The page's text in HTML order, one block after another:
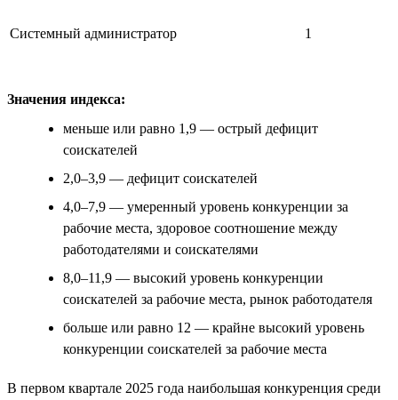
Системный администратор 1
Значения индекса:
меньше или равно 1,9 — острый дефицит
соискателей
2,0–3,9 — дефицит соискателей
4,0–7,9 — умеренный уровень конкуренции за
рабочие места, здоровое соотношение между
работодателями и соискателями
8,0–11,9 — высокий уровень конкуренции
соискателей за рабочие места, рынок работодателя
больше или равно 12 — крайне высокий уровень
конкуренции соискателей за рабочие места
В первом квартале 2025 года наибольшая конкуренция среди